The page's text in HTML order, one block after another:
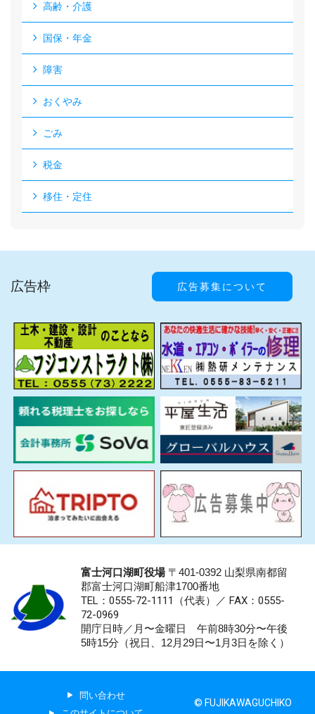
高齢・介護
国保・年金
障害
おくやみ
ごみ
税金
移住・定住
広告枠 広告募集について
富士河口湖町役場〒401-0392 山梨県南都留
郡富士河口湖町船津1700番地
TEL：0555-72-1111 （代表）／ FAX：0555-
72-0969
開庁日時／月〜金曜日 午前8時30分〜午後
5時15分（祝日、12月29日〜1月3日を除く）
問い合わせ
© FUJIKAWAGUCHIKO